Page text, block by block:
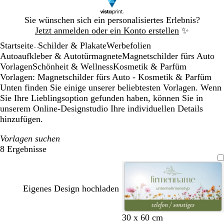
Sie wünschen sich ein personalisiertes Erlebnis?
Jetzt anmelden oder ein Konto erstellen ✨
Galeriebild
1
Startseite Schilder & PlakateWerbefolien
Autoaufkleber & AutotürmagneteMagnetschilder fürs Auto
VorlagenSchönheit & WellnessKosmetik & Parfüm
Vorlagen: Magnetschilder fürs Auto - Kosmetik & Parfüm
Unten finden Sie einige unserer beliebtesten Vorlagen. Wenn
Sie Ihre Lieblingsoption gefunden haben, können Sie in
unserem Online-Designstudio Ihre individuellen Details
hinzufügen.
Vorlagen suchen
8 Ergebnisse
Filter
Eigenes Design hochladen
H
H
H
H
30 x 60 cm